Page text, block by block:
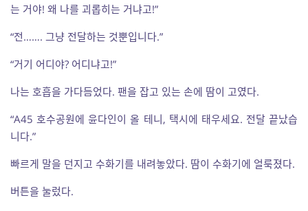
는 거야! 왜 나를 괴롭히는 거냐고!”
“전……. 그냥 전달하는 것뿐입니다.”
“거기 어디야? 어디냐고!”
나는 호흡을 가다듬었다. 팬을 잡고 있는 손에 땀이 고였다.
“A45 호수공원에 윤다인이 올 테니, 택시에 태우세요. 전달 끝났습
니다.”
빠르게 말을 던지고 수화기를 내려놓았다. 땀이 수화기에 얼룩졌다.
버튼을 눌렀다.